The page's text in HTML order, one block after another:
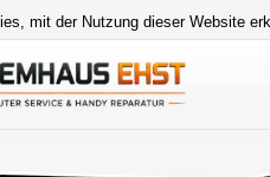
mit der Nutzung dieser Website